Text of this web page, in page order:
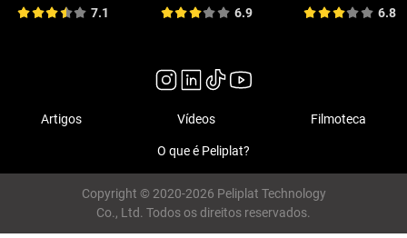
7.1 6.9 6.8
Artigos Vídeos Filmoteca
O que é Peliplat?
Copyright © 2020-2026 Peliplat Technology
Co., Ltd. Todos os direitos reservados.